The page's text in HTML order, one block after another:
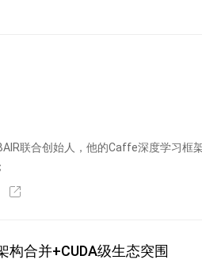
联合创始人，他的Caffe深度学习框
合并+CUDA级生态突围